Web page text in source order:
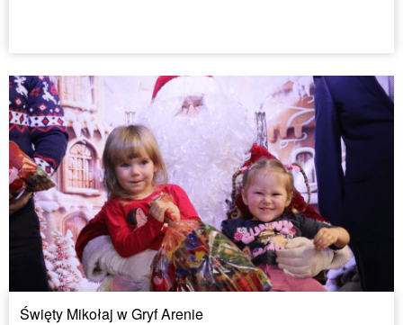
Święty Mikołaj w Gryf Arenie